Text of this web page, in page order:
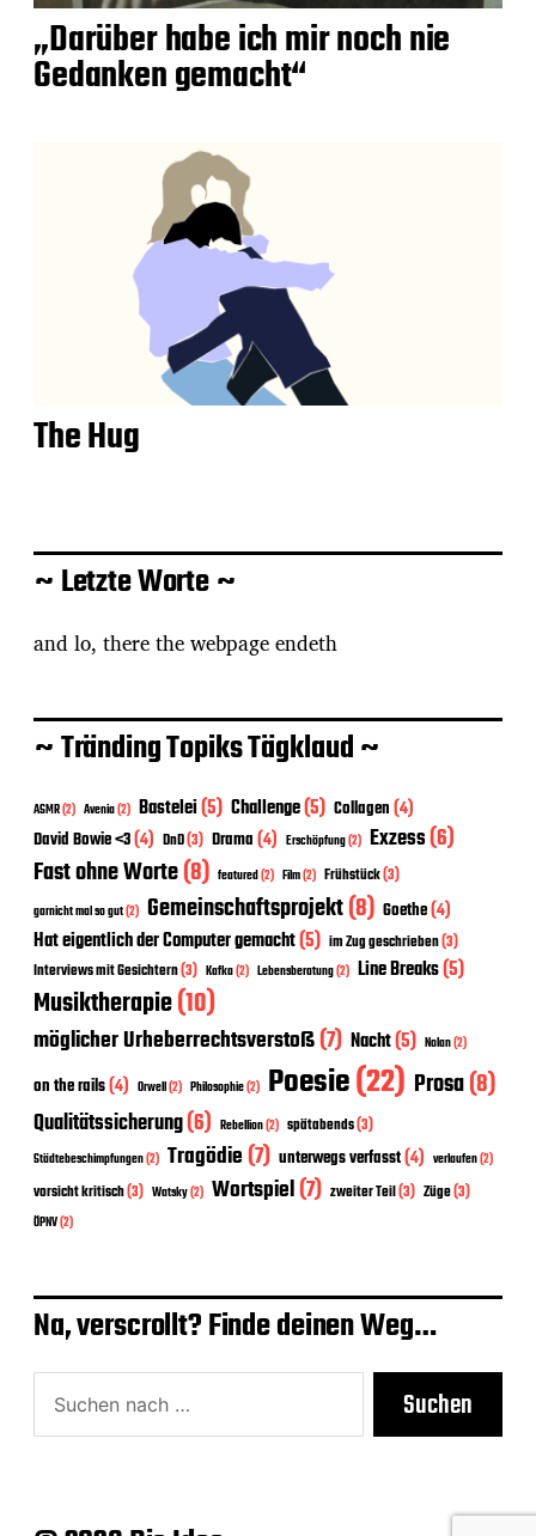
„Darüber habe ich mir noch nie
Gedanken gemacht“
The Hug
~ Letzte Worte ~
and lo, there the webpage endeth
~ Tränding Topiks Tägklaud ~
ASMR(2) Avenia(2) Bastelei(5) Challenge(5) Collagen(4)
David Bowie <3(4) DnD(3) Drama(4) Erschöpfung(2) Exzess(6)
Fast ohne Worte(8) featured(2) Film(2) Frühstück(3)
garnicht mal so gut(2) Gemeinschaftsprojekt(8) Goethe(4)
Hat eigentlich der Computer gemacht(5) im Zug geschrieben(3)
Interviews mit Gesichtern(3) Kafka(2) Lebensberatung(2) Line Breaks(5)
Musiktherapie(10)
möglicher Urheberrechtsverstoß(7) Nacht(5) Nolan(2)
on the rails(4) Orwell(2) Philosophie(2) Poesie(22) Prosa(8)
Qualitätssicherung(6) Rebellion(2) spätabends(3)
Städtebeschimpfungen(2) Tragödie(7) unterwegs verfasst(4) verlaufen(2)
vorsicht kritisch(3) Watsky(2) Wortspiel(7) zweiter Teil(3) Züge(3)
ÖPNV(2)
Na, verscrollt? Finde deinen Weg…
Suchen